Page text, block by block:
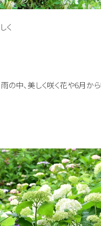
く
の中、美しく咲く花や6月か